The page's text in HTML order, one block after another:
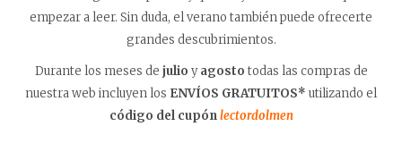
empezar a leer. Sin duda, el verano también puede ofrecerte
grandes descubrimientos.
Durante los meses de julio yagosto todas las compras de
nuestra web incluyen los ENVÍOS GRATUITOS* utilizando el
código del cupón lectordolmen